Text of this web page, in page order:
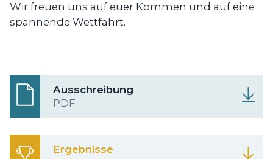
Wir freuen uns auf euer Kommen und auf eine
spannende Wettfahrt.
Ausschreibung
PDF
Ergebnisse